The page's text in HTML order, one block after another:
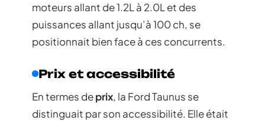
moteurs allant de 1.2L à 2.0L et des
puissances allant jusqu’à 100 ch, se
positionnait bien face à ces concurrents.
Prix et accessibilité
En termes deprix, la Ford Taunus se
distinguait par son accessibilité. Elle était